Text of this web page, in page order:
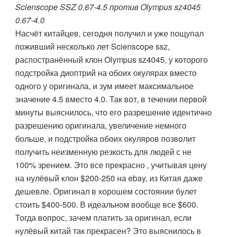
Scienscope SSZ 0.67-4.5 против Olympus sz4045
0.67-4.0
Насчёт китайцев, сегодня получил и уже пощупал
поживший несколько лет Scienscope ssz,
распостранённый клон Olympus sz4045, у которого
подстройка диоптрий на обоих окулярах вместо
одного у оригинала, и зум имеет максимальное
значение 4.5 вместо 4.0. Так вот, в течении первой
минуты выяснилось, что его разрешение идентично
разрешению оригинала, увеличение немного
больше, и подстройка обоих окуляров позволит
получить неизменную резкость для людей с не
100% зрением. Это все прекрасно , учитывая цену
на нулёвый клон $200-250 на ebay, из Китая даже
дешевле. Оригинал в хорошем состоянии булет
стоить $400-500. В идеальном вообще все $600.
Тогда вопрос, зачем платить за оригинал, если
нулёвый китай так прекрасен? Это выяснилось в